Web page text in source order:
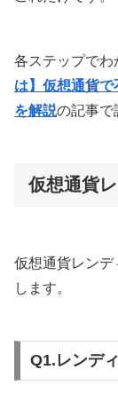
各ステップでわ
は】仮想通貨
を解説の記事で
仮想通貨
仮想通貨レン
します。
Q1.レンデ